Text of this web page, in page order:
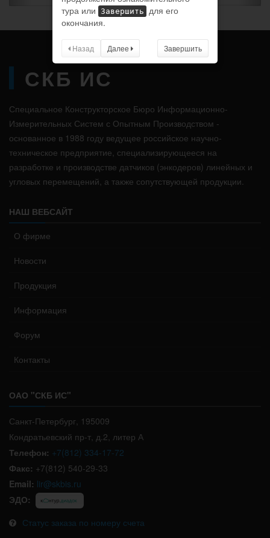
СКБ ИС
Специальное Конструкторское Бюро Информационно-
Измерительных Систем с Опытным Производством -
основанное в 1988 году ведущее российское научно-
техническое предприятие, специализирующееся на
разработке и производстве датчиков (энкодеров) линейных и
угловых перемещений, а также сопутствующей продукции.
НАШ ВЕБСАЙТ
О фирме
Новости
Продукция
Информация
Форум
Контакты
ОАО "СКБ ИС"
Санкт-Петербург, 195009
Кондратьевский пр-т, д.2, литер А
Телефон: +7(812) 334-17-72
Факс: +7(812) 540-29-33
Email: lir@skbis.ru
ЭДО:
Статус заказа по номеру счета
тура или Завершить для его
окончания.
Назад Далее Завершить